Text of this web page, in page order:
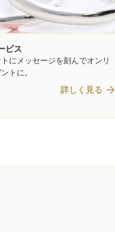
ビス
にメッセージを刻んでオンリ
トに。
詳しく見る arrow_forward